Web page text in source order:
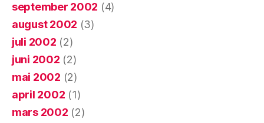
september 2002 (4)
august 2002 (3)
juli 2002 (2)
juni 2002 (2)
mai 2002 (2)
april 2002 (1)
mars 2002 (2)